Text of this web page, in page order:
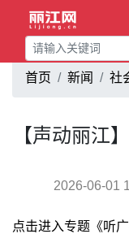
首页 新闻 社
【声动丽江
2026-06-01
点击进入专题《听广